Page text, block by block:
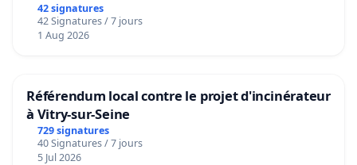
42 signatures
42 Signatures / 7 jours
1 Aug 2026
Référendum local contre le projet d'incinérateur
à Vitry-sur-Seine
729 signatures
40 Signatures / 7 jours
5 Jul 2026